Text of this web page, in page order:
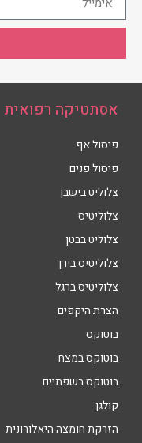
אסתטיקה רפואית
פיסול אף
פיסול פנים
צלוליט בישבן
צלוליטיס
צלוליט בבטן
צלוליטיס בירך
צלוליטיס ברגל
הצרת היקפים
בוטוקס
בוטוקס במצח
בוטוקס בשפתיים
קולגן
הזרקת חומצה היאלורונית